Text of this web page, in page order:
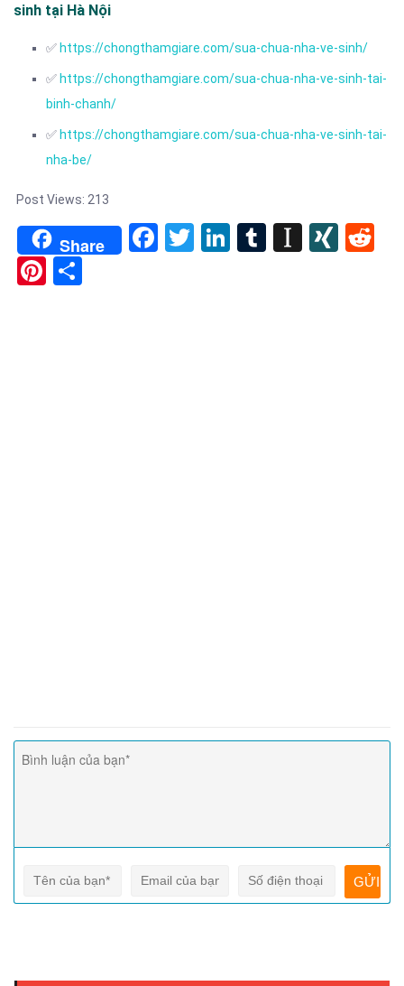
sinh tại Hà Nội
✅ https://chongthamgiare.com/sua-chua-nha-ve-sinh/
✅ https://chongthamgiare.com/sua-chua-nha-ve-sinh-tai-
binh-chanh/
✅ https://chongthamgiare.com/sua-chua-nha-ve-sinh-tai-
nha-be/
Post Views: 213
Share Facebook
TwitterLinkedIn
Tumblr
Pinterest